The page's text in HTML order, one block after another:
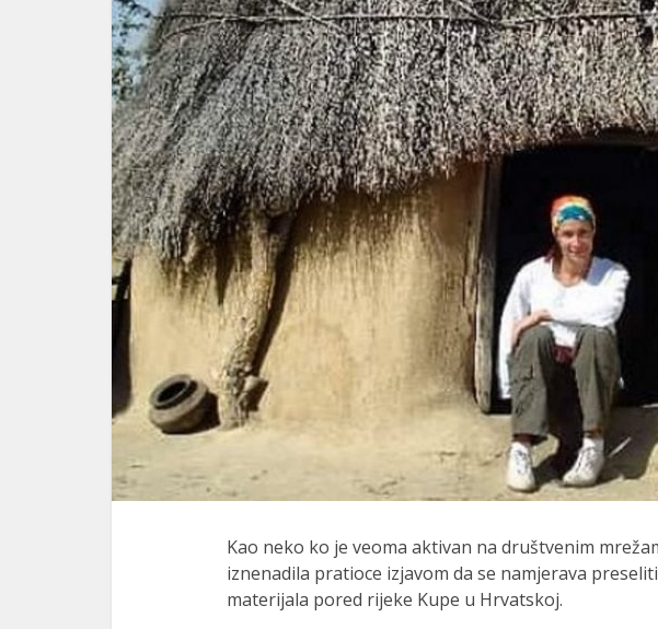
Kao neko ko je veoma aktivan na društvenim
iznenadila pratioce izjavom da se namjerava
materijala pored rijeke Kupe u Hrvatskoj.